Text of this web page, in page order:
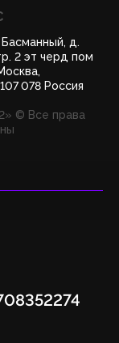
Басманный, д.
2 эт черд пом
078 Россия
© Все права